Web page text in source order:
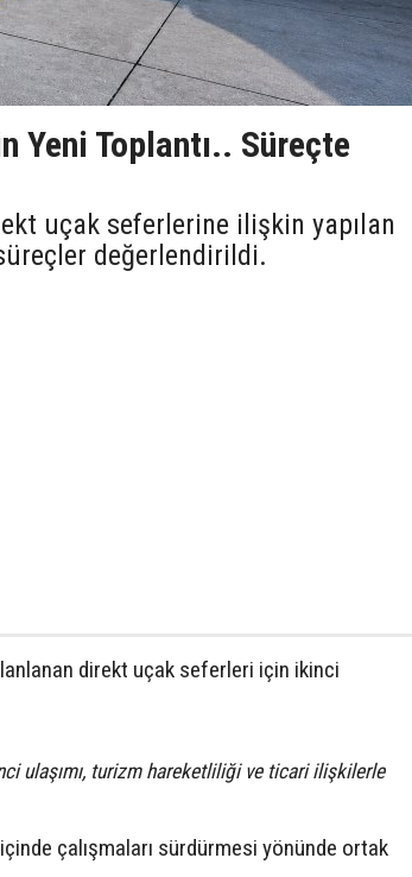
Yeni Toplantı.. Süreçte
uçak seferlerine ilişkin yapılan
değerlendirildi.
direkt uçak seferleri için ikinci
ulaşımı, turizm hareketliliği ve ticari ilişkilerle
çalışmaları sürdürmesi yönünde ortak